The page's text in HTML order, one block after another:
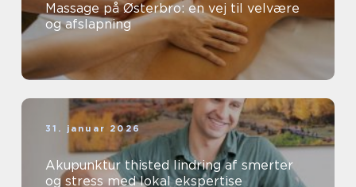
Massage på Østerbro: en vej til velvære
og afslapning
31. januar 2026
Akupunktur thisted lindring af smerter
og stress med lokal ekspertise